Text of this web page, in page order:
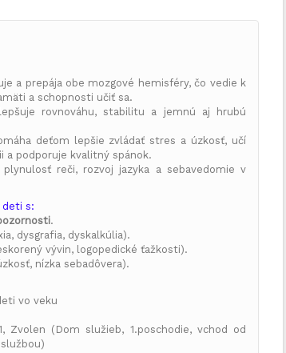
a prepája obe mozgové hemisféry, čo vedie k
a schopnosti učiť sa.
rovnováhu,stabilitu a jemnú aj hrubú
deťom lepšie zvládaťstres a úzkosť, učí
a podporuje kvalitný spánok.
plynulosť reči, rozvoj jazyka a sebavedomie v
s:
.
dysgrafia, dyskalkúlia).
vývin, logopedické ťažkosti).
nízka sebadôvera).
vo veku
Zvolen (Dom služieb, 1.poschodie, vchod od